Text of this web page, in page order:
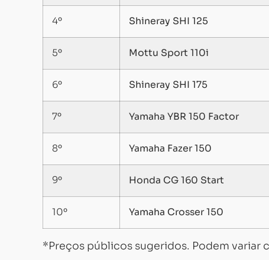
4º Shineray SHI 125
5º Mottu Sport 110i
6º Shineray SHI 175
7º Yamaha YBR 150 Factor
8º Yamaha Fazer 150
9º Honda CG 160 Start
10º Yamaha Crosser 150
*Preços públicos sugeridos. Podem variar